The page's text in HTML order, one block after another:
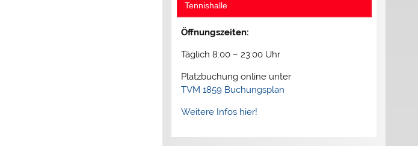
Tennishalle
Öffnungszeiten:
Täglich 8:00 – 23:00 Uhr
Platzbuchung online unter
TVM 1859 Buchungsplan
Weitere Infos hier!